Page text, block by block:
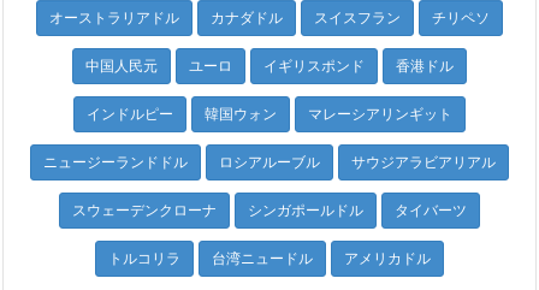
オーストラリアドル カナダドル スイスフラン チリペソ
中国人民元 ユーロ イギリスポンド 香港ドル
インドルピー 韓国ウォン マレーシアリンギット
ニュージーランドドル ロシアルーブル サウジアラビアリアル
スウェーデンクローナ シンガポールドル タイバーツ
トルコリラ 台湾ニュードル アメリカドル